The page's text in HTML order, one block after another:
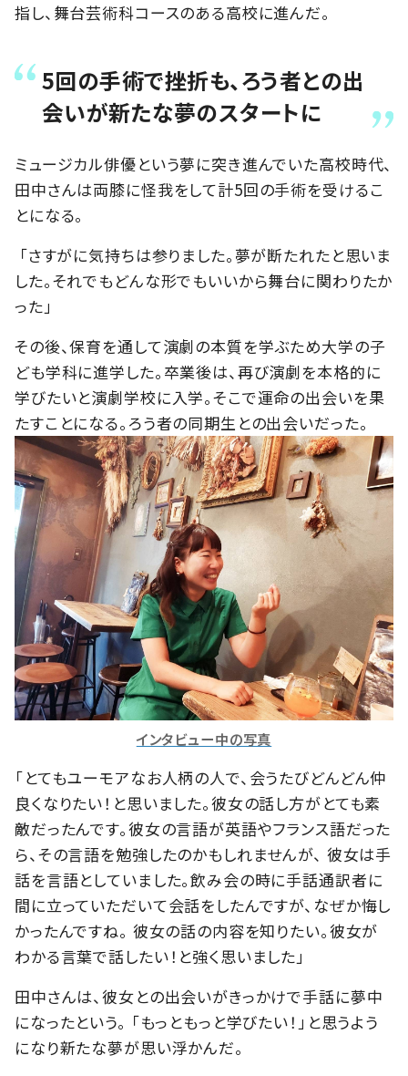
指し、舞台芸術科コースのある高校に進んだ。
5回の手術で挫折も、ろう者との出
会いが新たな夢のスタートに
ミュージカル俳優という夢に突き進んでいた高校時代、
田中さんは両膝に怪我をして計5回の手術を受けるこ
とになる。
「さすがに気持ちは参りました。夢が断たれたと思いま
した。それでもどんな形でもいいから舞台に関わりたか
った」
その後、保育を通して演劇の本質を学ぶため大学の子
ども学科に進学した。卒業後は、再び演劇を本格的に
学びたいと演劇学校に入学。そこで運命の出会いを果
たすことになる。ろう者の同期生との出会いだった。
インタビュー中の写真
「とてもユーモアなお人柄の人で、会うたびどんどん仲
良くなりたい！と思いました。彼女の話し方がとても素
敵だったんです。彼女の言語が英語やフランス語だった
ら、その言語を勉強したのかもしれませんが、 彼女は手
話を言語としていました。飲み会の時に手話通訳者に
間に立っていただいて会話をしたんですが、なぜか悔し
かったんですね。 彼女の話の内容を知りたい。彼女が
わかる言葉で話したい！と強く思いました」
田中さんは、彼女との出会いがきっかけで手話に夢中
になったという。 「もっともっと学びたい！」と思うよう
になり新たな夢が思い浮かんだ。